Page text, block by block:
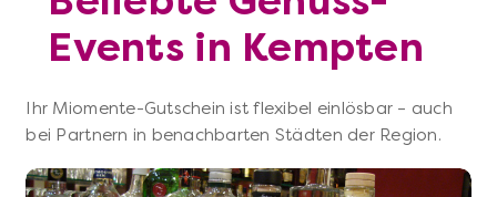
Events in Kempten
Ihr Miomente-Gutschein ist flexibel einlösbar – auch
bei Partnern in benachbarten Städten der Region.